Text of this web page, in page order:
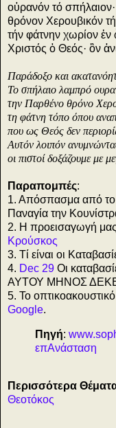
οὐρανόν τό σπήλαιον·
θρόνον Χερουβικόν
τήν φάτνην χωρίον
Χριστός ὁ Θεός· ὃν
Παράδοξο και
Το σπήλαιο λαμπρό
την Παρθένο θρόνο
τη φάτνη τόπο όπου
που ως Θεός δεν
Αυτόν λοιπόν
οι πιστοί δοξάζουμε με
Παραπομπές:
1. Απόσπασμα από το
Παναγία την
2. Η προεισαγωγή
Κρούσκος
3. Τί είναι οι
4. Dec 29 Οι
ΑΥΤΟΥ ΜΗΝΟΣ
5. Το
Google.
Πηγή:
επΑνάσταση
Περισσότερα
Θεοτόκος